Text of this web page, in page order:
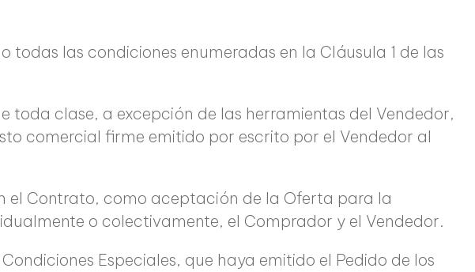
las condiciones enumeradas en la Cláusula 1 de las
clase, a excepción de las herramientas del Vendedor,
comercial firme emitido por escrito por el Vendedor al
el Contrato, como aceptación de la Oferta para la
o colectivamente, el Comprador y el Vendedor.
Especiales, que haya emitido el Pedido de los